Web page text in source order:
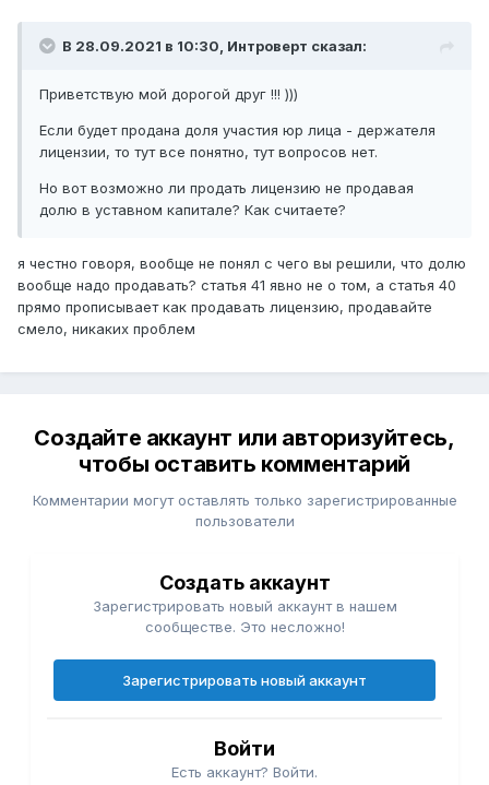
В 28.09.2021 в 10:30, Интроверт сказал:
Приветствую мой дорогой друг !!! )))
Если будет продана доля участия юр лица - держателя
лицензии, то тут все понятно, тут вопросов нет.
Но вот возможно ли продать лицензию не продавая
долю в уставном капитале? Как считаете?
я честно говоря, вообще не понял с чего вы решили, что долю
вообще надо продавать? статья 41 явно не о том, а статья 40
прямо прописывает как продавать лицензию, продавайте
смело, никаких проблем
Создайте аккаунт или авторизуйтесь,
чтобы оставить комментарий
Комментарии могут оставлять только зарегистрированные
пользователи
Создать аккаунт
Зарегистрировать новый аккаунт в нашем
сообществе. Это несложно!
Зарегистрировать новый аккаунт
Войти
Есть аккаунт? Войти.